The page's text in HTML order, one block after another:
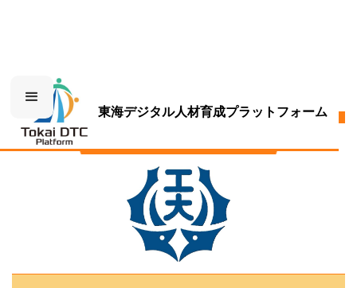
東海デジタル人材育成プラットフォーム